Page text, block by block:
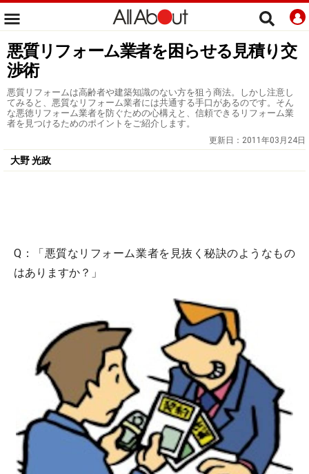
悪質リフォーム業者を困らせる見積り交
渉術
悪質リフォームは高齢者や建築知識のない方を狙う商法。しかし注意し
てみると、悪質なリフォーム業者には共通する手口があるのです。そん
な悪徳リフォーム業者を防ぐための心構えと、信頼できるリフォーム業
者を見つけるためのポイントをご紹介します。
更新日： 2011年03月24日
大野 光政
Q：「悪質なリフォーム業者を見抜く秘訣のようなもの
はありますか？」